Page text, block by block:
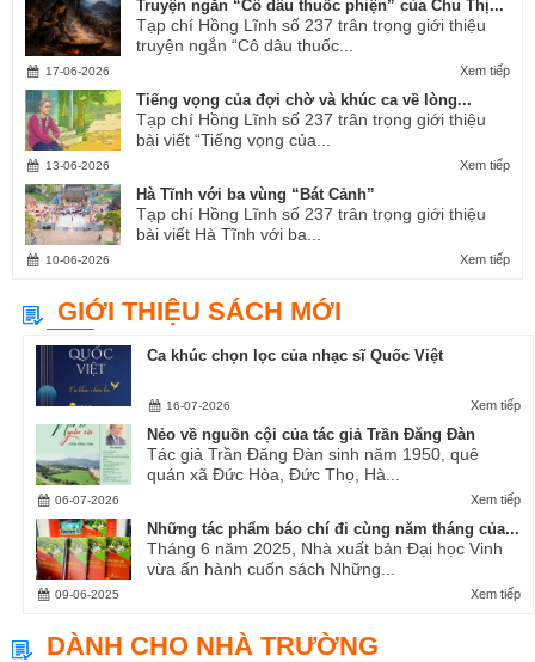
Truyện ngắn “Cô dâu thuốc phiện” của Chu Thị...
Tạp chí Hồng Lĩnh số 237 trân trọng giới thiệu
truyện ngắn “Cô dâu thuốc...
Xem tiếp
17-06-2026
Tiếng vọng của đợi chờ và khúc ca về lòng...
Tạp chí Hồng Lĩnh số 237 trân trọng giới thiệu
bài viết “Tiếng vọng của...
Xem tiếp
13-06-2026
Hà Tĩnh với ba vùng “Bát Cảnh”
Tạp chí Hồng Lĩnh số 237 trân trọng giới thiệu
bài viết Hà Tĩnh với ba...
Xem tiếp
10-06-2026
GIỚI THIỆU SÁCH MỚI
Ca khúc chọn lọc của nhạc sĩ Quốc Việt
Xem tiếp
16-07-2026
Nẻo về nguồn cội của tác giả Trần Đăng Đàn
Tác giả Trần Đăng Đàn sinh năm 1950, quê
quán xã Đức Hòa, Đức Thọ, Hà...
Xem tiếp
06-07-2026
Những tác phẩm báo chí đi cùng năm tháng của...
Tháng 6 năm 2025, Nhà xuất bản Đại học Vinh
vừa ấn hành cuốn sách Những...
Xem tiếp
09-06-2025
DÀNH CHO NHÀ TRƯỜNG